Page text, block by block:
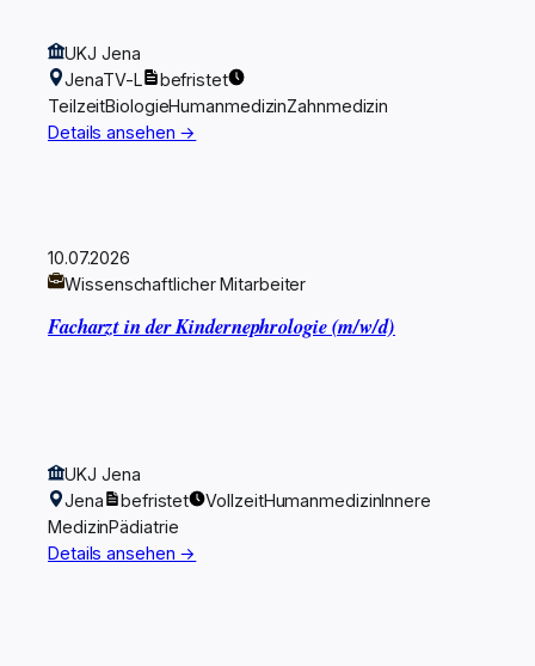
UKJ Jena
JenaTV-L
befristet
TeilzeitBiologieHumanmedizinZahnmedizin
Details ansehen →
10.07.2026
Wissenschaftlicher Mitarbeiter
Facharzt in der Kindernephrologie (m/w/d)
UKJ Jena
Jena
befristet VollzeitHumanmedizinInnere
MedizinPädiatrie
Details ansehen →